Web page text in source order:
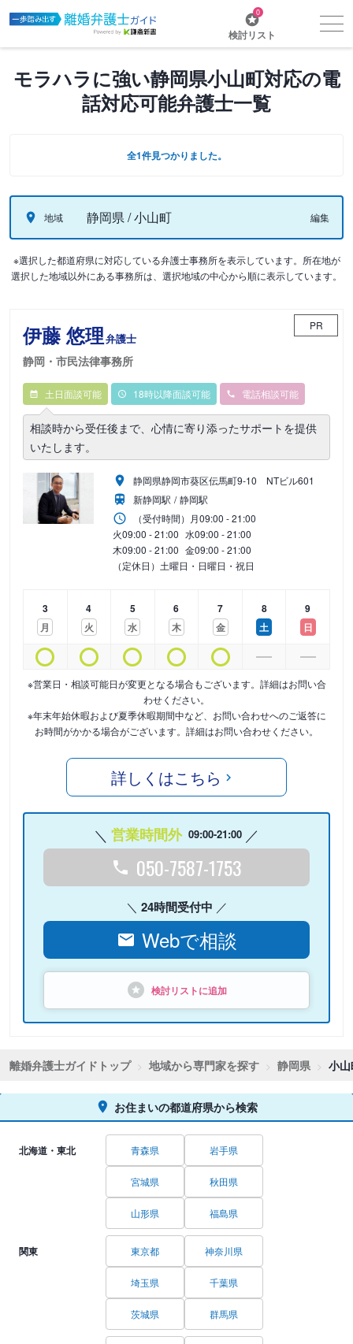
0
検討リスト
モラハラに強い静岡県小山町対応の電
話対応可能弁護士一覧
全1件見つかりました。
地域 静岡県 / 小山町 編集
※選択した都道府県に対応している弁護士事務所を表示しています。所在地が
選択した地域以外にある事務所は、選択地域の中心から順に表示しています。
伊藤 悠理弁護士
静岡・市民法律事務所
PR
土日面談可能 18時以降面談可能 電話相談可能
相談時から受任後まで、心情に寄り添ったサポートを提供
いたします。
静岡県静岡市葵区伝馬町9‐10 NTビル601
新静岡駅
静岡駅
（受付時間） 月09:00 - 21:00
火09:00 - 21:00 水09:00 - 21:00
木09:00 - 21:00 金09:00 - 21:00
（定休日）土曜日・日曜日・祝日
3
月
4
火
5
水
6
木
7
金
8
土
9
日
※営業日・相談可能日が変更となる場合もございます。詳細はお問い合
わせください。
※年末年始休暇および夏季休暇期間中など、お問い合わせへのご返答に
お時間がかかる場合がございます。詳細はお問い合わせください。
詳しくはこちら
営業時間外 09:00-21:00
050-7587-1753
24時間受付中
Webで相談
検討リストに追加
離婚弁護士ガイドトップ 地域から専門家を探す 静岡県 小
お住まいの都道府県から検索
北海道・東北 青森県 岩手県
宮城県 秋田県
山形県 福島県
関東 東京都 神奈川県
埼玉県 千葉県
茨城県 群馬県